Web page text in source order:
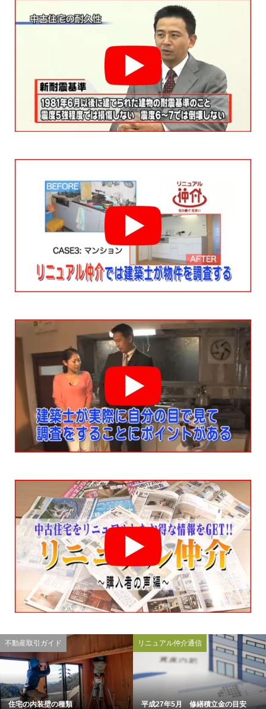
不動産取引ガイド
住宅の内装壁の種類
リニュアル仲介通信
平成27年5月 修繕積立金の目安